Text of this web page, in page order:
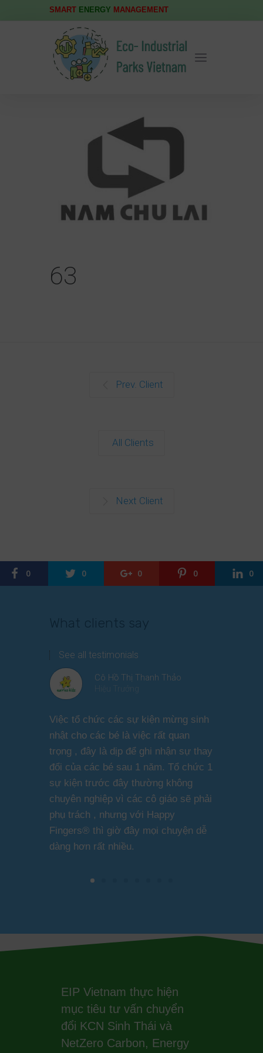
SMART ENERGY MANAGEMENT
63
Prev. Client
All Clients
Next Client
0 0 0 0 0
What clients say
See all testimonials
Cô Hồ Thị Thanh Thảo
Hiệu Trưởng
Việc tổ chức các sự kiện mừng sinh
nhật cho các bé là việc rất quan
trọng , đây là dịp để ghi nhận sự thay
đổi của các bé sau 1 năm. Tổ chức 1
sự kiện trước đây thường không
chuyên nghiệp vì các cô giáo sẽ phải
phụ trách , nhưng với Happy
Fingers® thì giờ đây mọi chuyện dễ
dàng hơn rất nhiều.
EIP Vietnam thực hiện
mục tiêu tư vấn chuyển
đổi KCN Sinh Thái và
NetZero Carbon, Energy